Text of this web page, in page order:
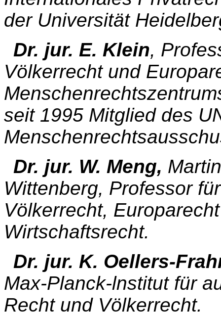
der Universität
Dr. jur. E. Klein,
Völkerrecht und
seit 1995 Mitglied des
Dr. jur. W. Meng,
Wittenberg, Professor
Völkerrecht,
Wirtschaftsrecht.
Dr. jur. K. Oellers-
Max-Planck-lnstitut für
Recht und Völkerrecht.